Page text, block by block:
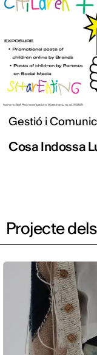
Gestió i
Cosa Indossa
Projecte